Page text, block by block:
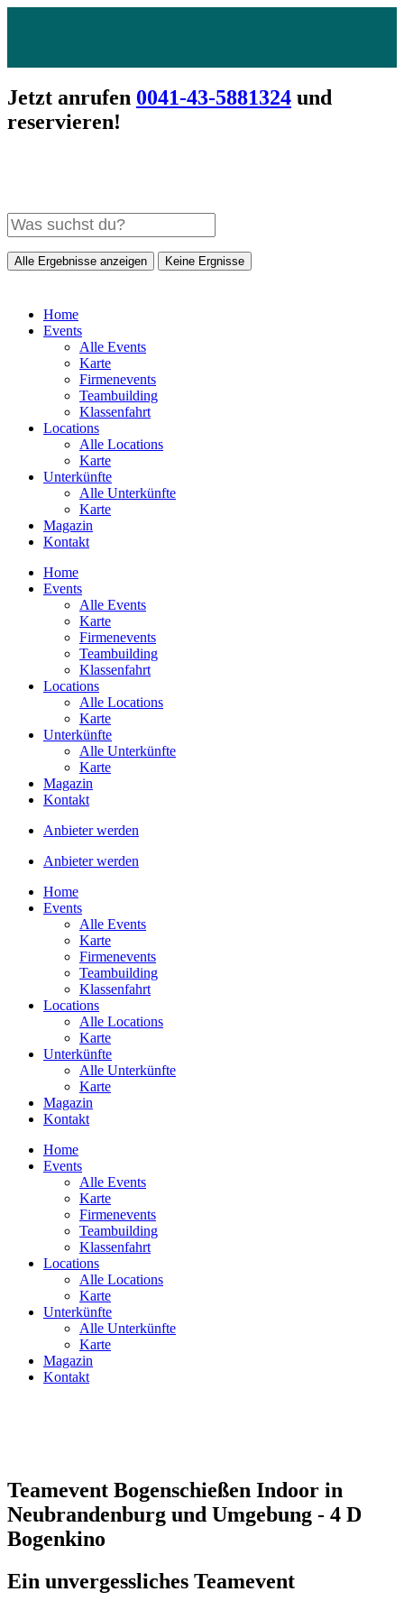
Jetzt anrufen 0041-43-5881324 und
reservieren!
Alle Ergebnisse anzeigen Keine Ergnisse
Home
Events
Alle Events
Karte
Firmenevents
Teambuilding
Klassenfahrt
Locations
Alle Locations
Karte
Unterkünfte
Alle Unterkünfte
Karte
Magazin
Kontakt
Home
Events
Alle Events
Karte
Firmenevents
Teambuilding
Klassenfahrt
Locations
Alle Locations
Karte
Unterkünfte
Alle Unterkünfte
Karte
Magazin
Kontakt
Anbieter werden
Anbieter werden
Home
Events
Alle Events
Karte
Firmenevents
Teambuilding
Klassenfahrt
Locations
Alle Locations
Karte
Unterkünfte
Alle Unterkünfte
Karte
Magazin
Kontakt
Home
Events
Alle Events
Karte
Firmenevents
Teambuilding
Klassenfahrt
Locations
Alle Locations
Karte
Unterkünfte
Alle Unterkünfte
Karte
Magazin
Kontakt
Teamevent Bogenschießen Indoor in
Neubrandenburg und Umgebung - 4 D
Bogenkino
Ein unvergessliches Teamevent